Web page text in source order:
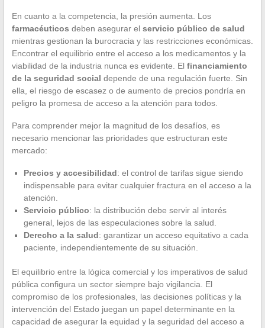
En cuanto a la competencia, la presión aumenta. Los
farmacéuticos deben asegurar el servicio público de salud
mientras gestionan la burocracia y las restricciones económicas.
Encontrar el equilibrio entre el acceso a los medicamentos y la
viabilidad de la industria nunca es evidente. El financiamiento
de la seguridad social depende de una regulación fuerte. Sin
ella, el riesgo de escasez o de aumento de precios pondría en
peligro la promesa de acceso a la atención para todos.
Para comprender mejor la magnitud de los desafíos, es
necesario mencionar las prioridades que estructuran este
mercado:
Precios y accesibilidad: el control de tarifas sigue siendo
indispensable para evitar cualquier fractura en el acceso a la
atención.
Servicio público: la distribución debe servir al interés
general, lejos de las especulaciones sobre la salud.
Derecho a la salud: garantizar un acceso equitativo a cada
paciente, independientemente de su situación.
El equilibrio entre la lógica comercial y los imperativos de salud
pública configura un sector siempre bajo vigilancia. El
compromiso de los profesionales, las decisiones políticas y la
intervención del Estado juegan un papel determinante en la
capacidad de asegurar la equidad y la seguridad del acceso a